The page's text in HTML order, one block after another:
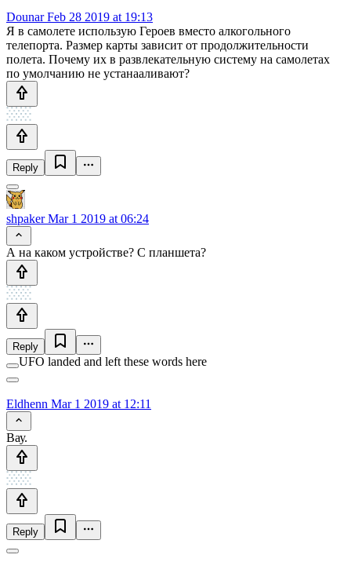
DounarFeb 28 2019 at 19:13
Я в самолете использую Героев вместо алкогольного
телепорта. Размер карты зависит от продолжительности
полета. Почему их в развлекательную систему на самолетах
по умолчанию не устанааливают?
Reply
shpakerMar 1 2019 at 06:24
А на каком устройстве? С планшета?
Reply
UFO landed and left these words here
Eldhenn Mar 1 2019 at 12:11
Вау.
Reply